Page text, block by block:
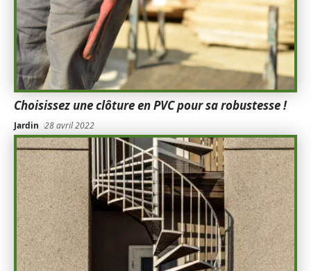
Choisissez une clôture en PVC pour sa robustesse !
Jardin 28 avril 2022